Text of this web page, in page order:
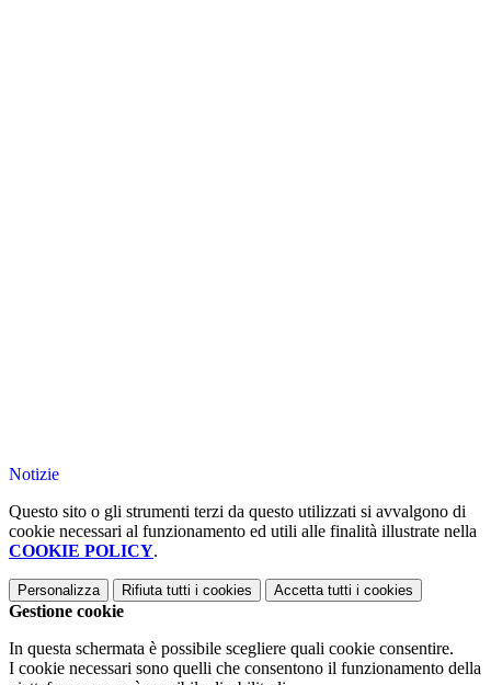
Notizie
Questo sito o gli strumenti terzi da questo utilizzati si avvalgono di
cookie necessari al funzionamento ed utili alle finalità illustrate nella
COOKIE POLICY.
Personalizza Rifiuta tutti i cookies Accetta tutti i cookies
Gestione cookie
In questa schermata è possibile scegliere quali cookie consentire.
I cookie necessari sono quelli che consentono il funzionamento della